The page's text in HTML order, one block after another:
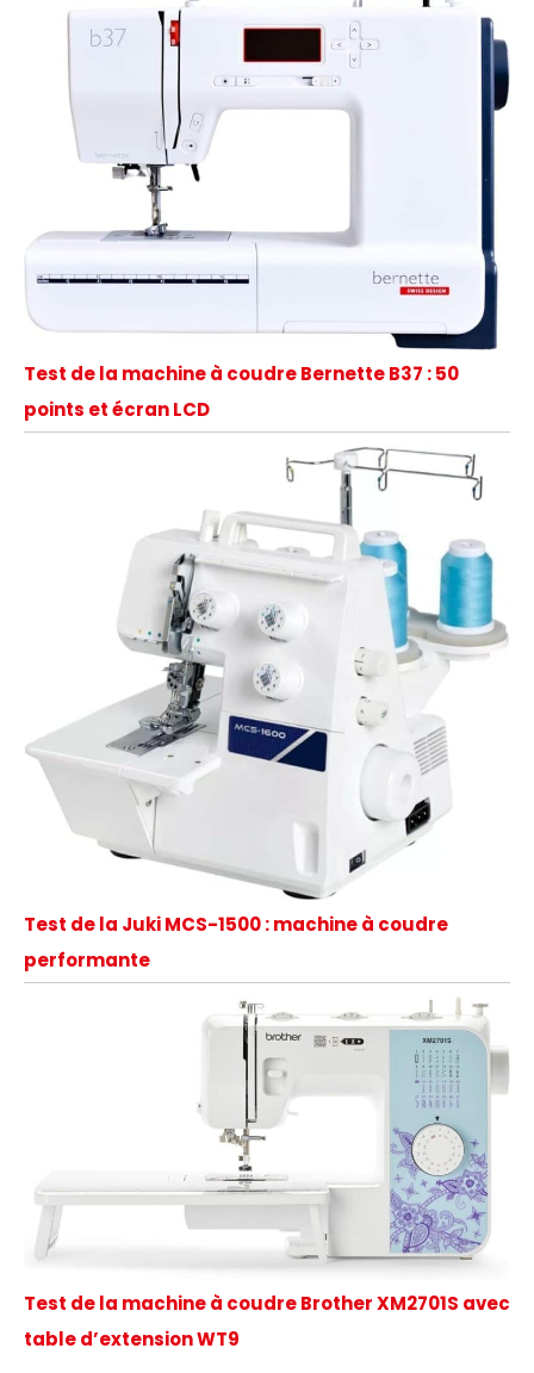
Test de la machine à coudre Bernette B37 : 50
points et écran LCD
Test de la Juki MCS-1500 : machine à coudre
performante
Test de la machine à coudre Brother XM2701S avec
table d’extension WT9